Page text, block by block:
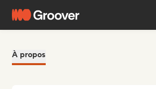
À propos